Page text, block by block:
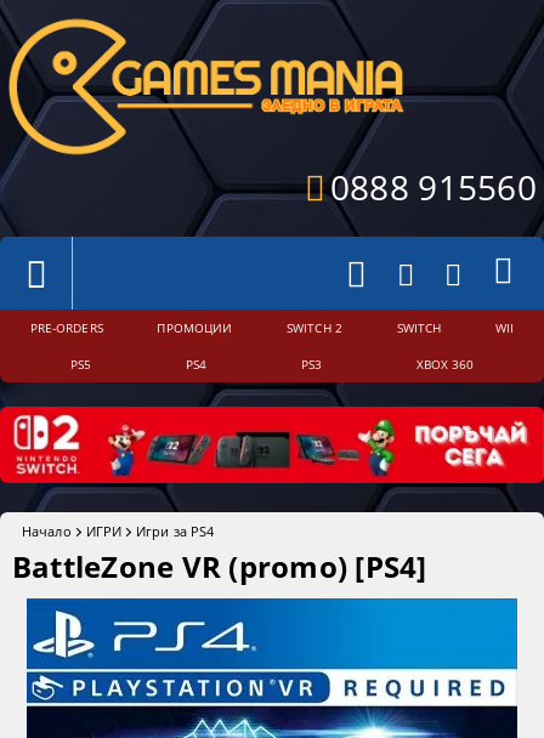
0888 915560
PRE-ORDERS ПРОМОЦИИ SWITCH 2 SWITCH WII
PS5 PS4 PS3 XBOX 360
Начало ИГРИ Игри за PS4
BattleZone VR (promo) [PS4]